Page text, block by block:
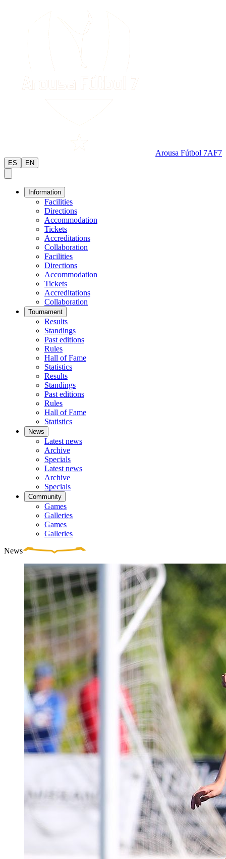
Arousa Fútbol 7AF7
ES EN
Information
Facilities
Directions
Accommodation
Tickets
Accreditations
Collaboration
Facilities
Directions
Accommodation
Tickets
Accreditations
Collaboration
Tournament
Results
Standings
Past editions
Rules
Hall of Fame
Statistics
Results
Standings
Past editions
Rules
Hall of Fame
Statistics
News
Latest news
Archive
Specials
Latest news
Archive
Specials
Community
Games
Galleries
Games
Galleries
News